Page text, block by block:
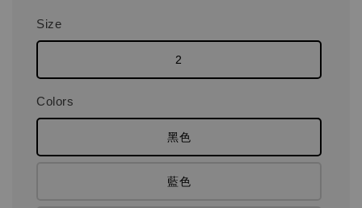
Size
2
Colors
黑色
藍色